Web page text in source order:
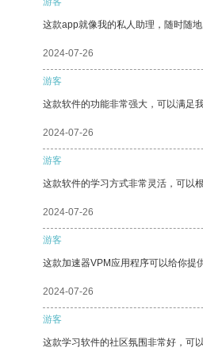
这款app就像我的私人助理，随时随地
2024-07-26
游客
这款软件的功能非常强大，可以满足
2024-07-26
游客
这款软件的学习方式非常灵活，可以
2024-07-26
游客
这款加速器VPM应用程序可以给你提
2024-07-26
游客
这款学习软件的社区氛围非常好，可